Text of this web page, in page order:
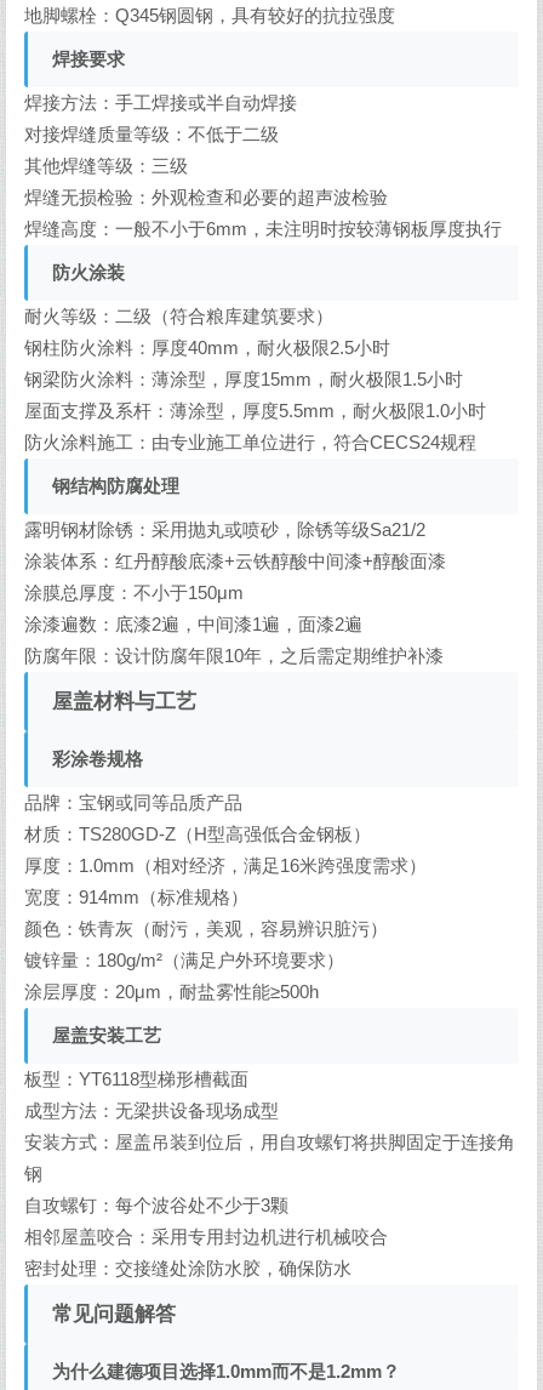
地脚螺栓：Q345钢圆钢，具有较好的抗拉强度
焊接要求
焊接方法：手工焊接或半自动焊接
对接焊缝质量等级：不低于二级
其他焊缝等级：三级
焊缝无损检验：外观检查和必要的超声波检验
焊缝高度：一般不小于6mm，未注明时按较薄钢板厚度执行
防火涂装
耐火等级：二级（符合粮库建筑要求）
钢柱防火涂料：厚度40mm，耐火极限2.5小时
钢梁防火涂料：薄涂型，厚度15mm，耐火极限1.5小时
屋面支撑及系杆：薄涂型，厚度5.5mm，耐火极限1.0小时
防火涂料施工：由专业施工单位进行，符合CECS24规程
钢结构防腐处理
露明钢材除锈：采用抛丸或喷砂，除锈等级Sa21/2
涂装体系：红丹醇酸底漆+云铁醇酸中间漆+醇酸面漆
涂膜总厚度：不小于150μm
涂漆遍数：底漆2遍，中间漆1遍，面漆2遍
防腐年限：设计防腐年限10年，之后需定期维护补漆
屋盖材料与工艺
彩涂卷规格
品牌：宝钢或同等品质产品
材质：TS280GD-Z（H型高强低合金钢板）
厚度：1.0mm（相对经济，满足16米跨强度需求）
宽度：914mm（标准规格）
颜色：铁青灰（耐污，美观，容易辨识脏污）
镀锌量：180g/m²（满足户外环境要求）
涂层厚度：20μm，耐盐雾性能≥500h
屋盖安装工艺
板型：YT6118型梯形槽截面
成型方法：无梁拱设备现场成型
安装方式：屋盖吊装到位后，用自攻螺钉将拱脚固定于连接角
钢
自攻螺钉：每个波谷处不少于3颗
相邻屋盖咬合：采用专用封边机进行机械咬合
密封处理：交接缝处涂防水胶，确保防水
常见问题解答
为什么建德项目选择1.0mm而不是1.2mm？